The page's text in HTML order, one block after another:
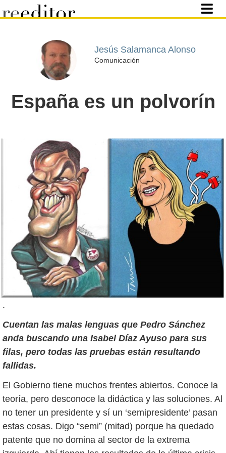
Jesús Salamanca Alonso
Comunicación
España es un polvorín
.
Cuentan las malas lenguas que Pedro Sánchez
anda buscando una Isabel Díaz Ayuso para sus
filas, pero todas las pruebas están resultando
fallidas.
El Gobierno tiene muchos frentes abiertos. Conoce la
teoría, pero desconoce la didáctica y las soluciones. Al
no tener un presidente y sí un ‘semipresidente’ pasan
estas cosas. Digo “semi” (mitad) porque ha quedado
patente que no domina al sector de la extrema